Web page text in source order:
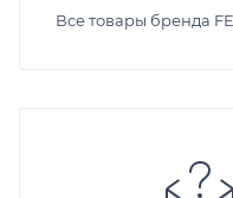
Все товары бренда